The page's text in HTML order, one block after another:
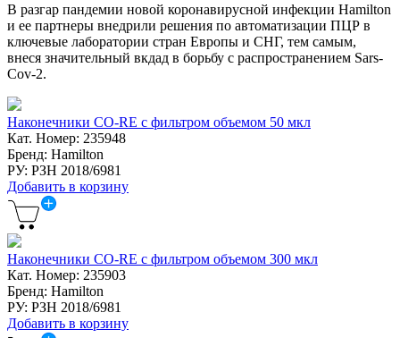
В разгар пандемии новой коронавирусной инфекции Hamilton
и ее партнеры внедрили решения по автоматизации ПЦР в
ключевые лаборатории стран Европы и СНГ, тем самым,
внеся значительный вкдад в борьбу с распространением Sars-
Cov-2.
Наконечники CO-RE с фильтром объемом 50 мкл
Кат. Номер: 235948
Бренд: Hamilton
РУ: РЗН 2018/6981
Добавить в корзину
Наконечники CO-RE с фильтром объемом 300 мкл
Кат. Номер: 235903
Бренд: Hamilton
РУ: РЗН 2018/6981
Добавить в корзину